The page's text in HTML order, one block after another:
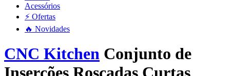
Acessórios
⚡ Ofertas
🔥 Novidades
CNC Kitchen Conjunto de